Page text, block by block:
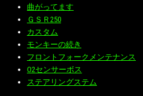
曲がってます
ＧＳＲ250
カスタム
モンキーの続き
フロントフォークメンテナンス
O2センサーボス
ステアリングステム